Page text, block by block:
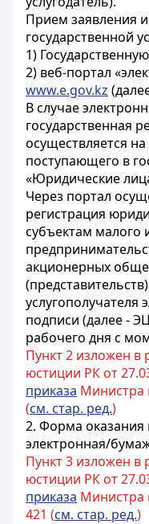
Прием заявления
государственной
1)
2) веб-портал
www.e.gov.kz
В случае
государственная
осуществляется
поступающего в
«Юридические
Через портал
регистрация
субъектам малого
акционерных
подписи (далее -
рабочего дня с
Пункт 2 изложен в
юстиции РК от
приказа Министра
(см. стар. ред.)
2. Форма оказания
электронная/
Пункт 3 изложен в
юстиции РК от
приказа Министра
421 (см. стар. ред.)